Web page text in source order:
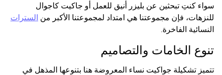
سواء كنتِ تبحثين عن بليزر أنيق للعمل أو جاكيت كاجوال
للنزهات، فإن مجموعتنا هي امتداد لمجموعتنا الأكبر من السترات
النسائية الفاخرة.
تنوع الخامات والتصاميم
تتميز تشكيلة جواكيت نساء المعروضة هنا بتنوعها المذهل في